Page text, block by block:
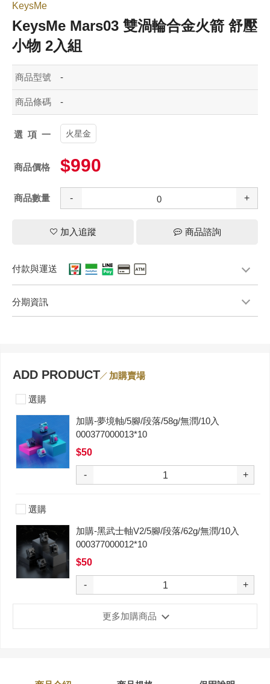
KeysMe
KeysMe Mars03 雙渦輪合金火箭 舒壓
小物 2入組
商品型號 -
商品條碼 -
選項一 火星金
商品價格 $990
商品數量 - +
加入追蹤 商品諮詢
付款與運送
分期資訊
ADD PRODUCT 加購賣場
選購
加購-夢境軸/5腳/段落/58g/無潤/10入
000377000013*10
$50
- +
選購
加購-黑武士軸V2/5腳/段落/62g/無潤/10入
000377000012*10
$50
- +
更多加購商品